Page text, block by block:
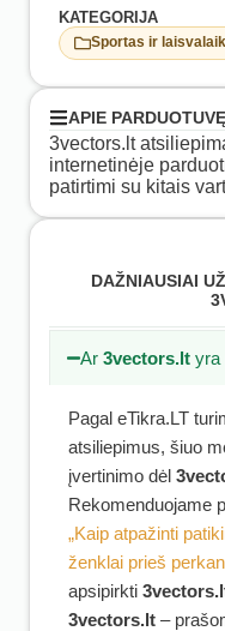
KATEGORIJA
Sportas ir
APIE PARDUOTUVĘ
3vectors.lt
internetinėje
patirtimi su kitais
DAŽNIAUSIAI
Ar3vectors.lt yra
Pagal eTikra.LT
atsiliepimus, šiuo
įvertinimo dėl
Rekomenduojame
„Kaip atpažinti
ženklai prieš
apsipirkti
3vectors.lt –